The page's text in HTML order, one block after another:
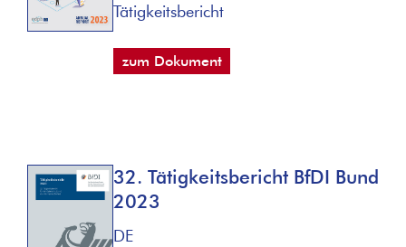
Tätigkeitsbericht
zum Dokument
32. Tätigkeitsbericht BfDI Bund
2023
DE